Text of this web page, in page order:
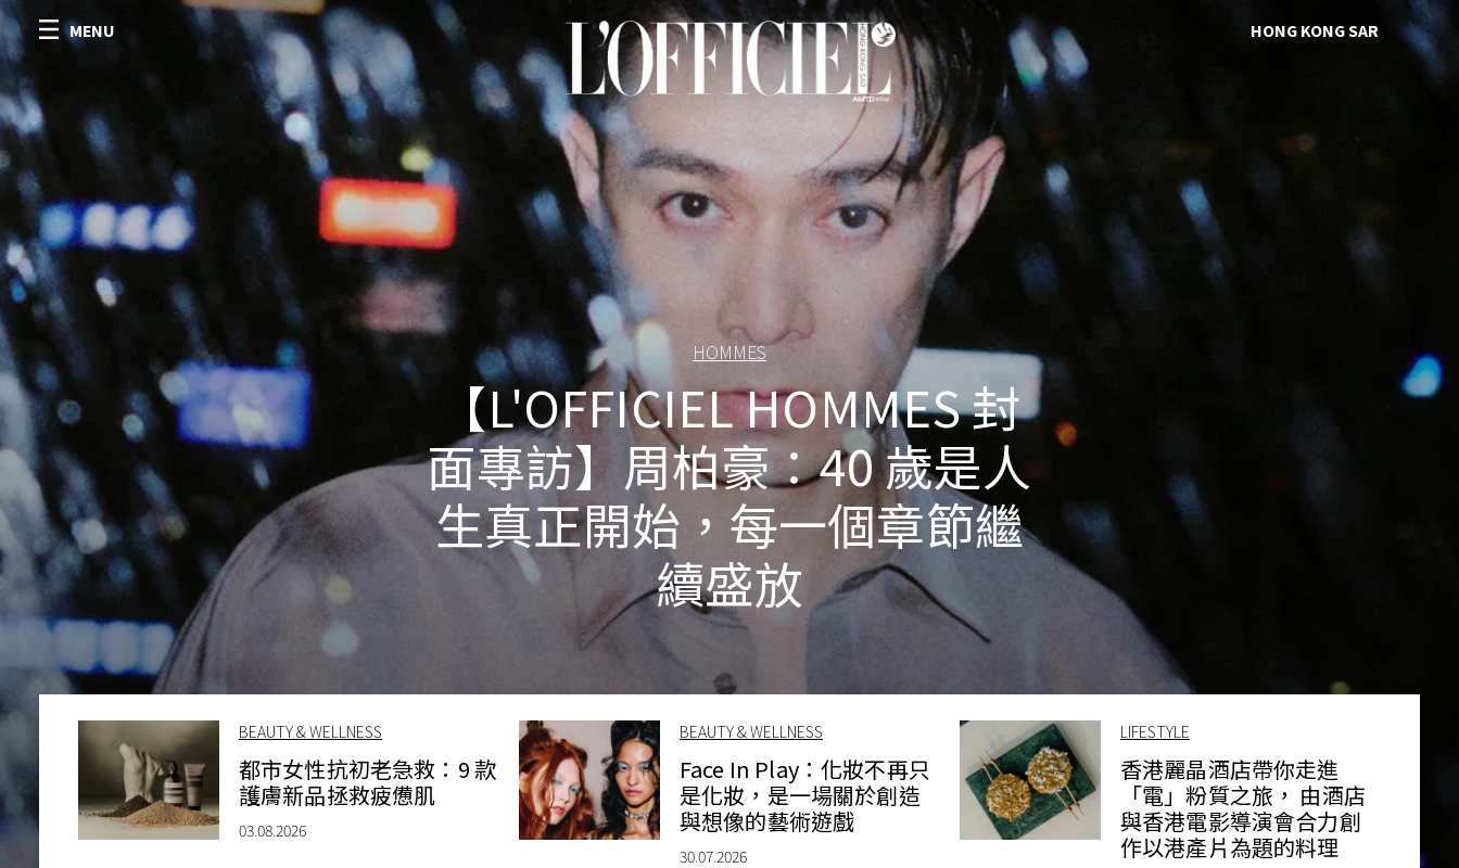
MENU HONG KONG SAR
HOMMES
【L'OFFICIEL HOMMES 封
面專訪】周柏豪：40 歲是人
生真正開始，每一個章節繼
續盛放
BEAUTY & WELLNESS
都市女性抗初老急救：9 款
護膚新品拯救疲憊肌
03.08.2026
BEAUTY & WELLNESS
Face In Play：化妝不再只
是化妝，是一場關於創造
與想像的藝術遊戲
30.07.2026
LIFESTYLE
香港麗晶酒店帶你走進
「電」粉質之旅， 由酒店
與香港電影導演會合力創
作以港產片為題的料理